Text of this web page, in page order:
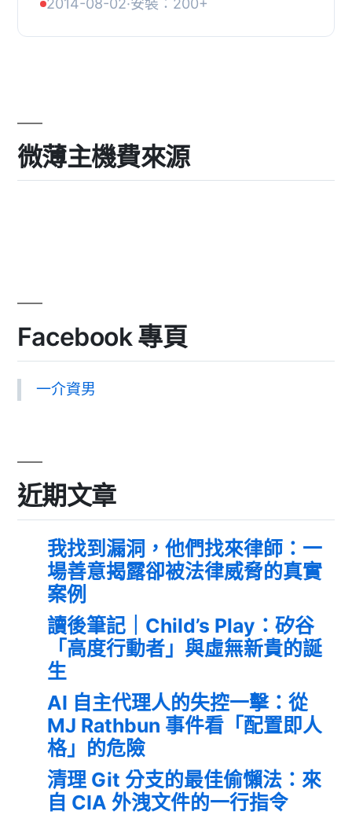
非僅限暱稱/使用者名稱。, 現在也能夠
搜索自定義...
2014-08-02·安裝：200+
微薄主機費來源
Facebook 專頁
一介資男
近期文章
我找到漏洞，他們找來律師：一
場善意揭露卻被法律威脅的真實
案例
讀後筆記｜Child’s Play：矽谷
「高度行動者」與虛無新貴的誕
生
AI 自主代理人的失控一擊：從
MJ Rathbun 事件看「配置即人
格」的危險
清理 Git 分支的最佳偷懶法：來
自 CIA 外洩文件的一行指令